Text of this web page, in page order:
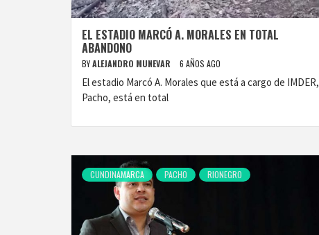
EL ESTADIO MARCÓ A. MORALES EN TOTAL
ABANDONO
BYALEJANDRO MUNEVAR 6 AÑOS AGO
El estadio Marcó A. Morales que está a cargo de IMDER,
Pacho, está en total
CUNDINAMARCA PACHO RIONEGRO